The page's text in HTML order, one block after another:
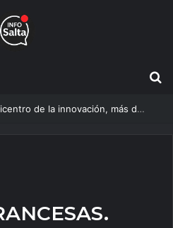
Salta se convierte en epicentro de la innovación, más de 600 personas ya participan del NOA Innova